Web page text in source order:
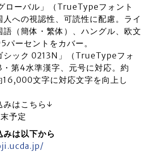
ローバル」（TrueTypeフォント
への視認性、可読性に配慮。ライ
語（簡体・繁体）、ハングル、欧文
パーセントをカバー。
シック 0213N」（TrueTypeフォ
・第4水準漢字、元号に対応。約
文字に対応文字を向上し
みはこちら↓
予定
は以下から